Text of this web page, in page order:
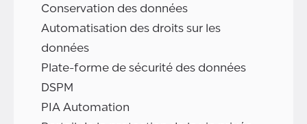
Conservation des données
Automatisation des droits sur les
données
Plate-forme de sécurité des données
DSPM
PIA Automation